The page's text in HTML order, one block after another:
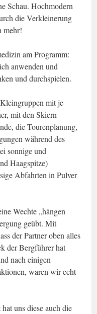
Schau. Hochmodern
die Verkleinerung
mehr!
am Programm:
anwenden und
und durchspielen.
mit je
mit den Skiern
die Tourenplanung,
während des
sonnige und
Haagspitze)
Abfahrten in Pulver
Wechte „hängen
geübt. Mit
der Partner oben alles
der Bergführer hat
nach einigen
waren wir echt
uns diese auch die